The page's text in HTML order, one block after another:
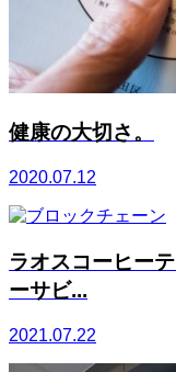
健康の大切さ。
2020.07.12
ラオスコーヒー
ーサビ...
2021.07.22